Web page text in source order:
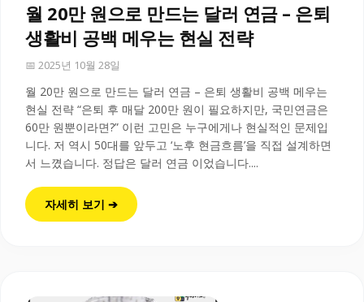
월 20만 원으로 만드는 달러 연금 – 은퇴
생활비 공백 메우는 현실 전략
📅 2025년 10월 28일
월 20만 원으로 만드는 달러 연금 – 은퇴 생활비 공백 메우는
현실 전략 “은퇴 후 매달 200만 원이 필요하지만, 국민연금은
60만 원뿐이라면?” 이런 고민은 누구에게나 현실적인 문제입
니다. 저 역시 50대를 앞두고 ‘노후 현금흐름’을 직접 설계하면
서 느꼈습니다. 정답은 달러 연금 이었습니다....
자세히 보기 ➔